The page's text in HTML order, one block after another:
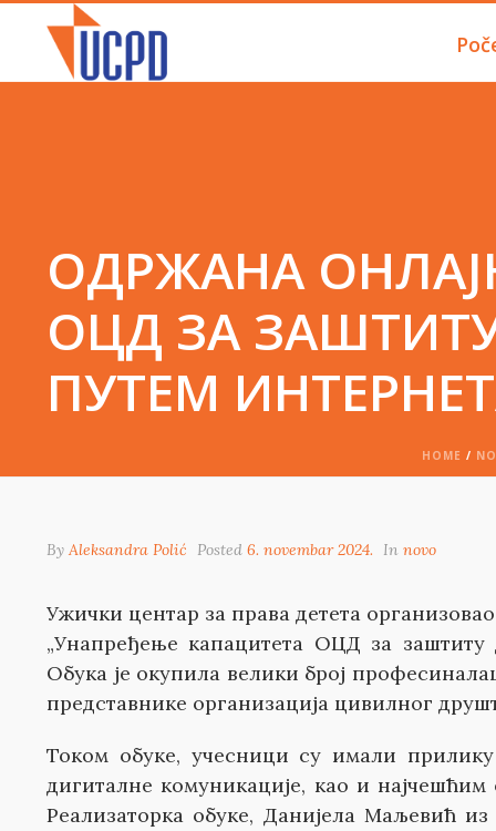
ОДРЖАНА
ОЦД ЗА
ПУТЕМ
HOME /
By Aleksandra Polić Posted 6. novembar 2024. In novo
Ужички центар за права детета
„Унапређење капацитета ОЦД за
Обука је окупила велики број
представнике организација цивилног
Током обуке, учесници су имали
дигиталне комуникације, као и
Реализаторка обуке, Данијела Маљевић